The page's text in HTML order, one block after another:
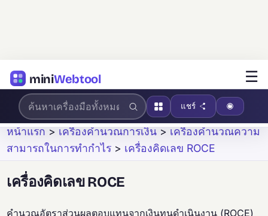
miniWebtool ☰
แชร์
หน้าแรก > เครื่องคำนวณการเงิน > เครื่องคำนวณความ
สามารถในการทำกำไร > เครื่องคิดเลข ROCE
เครื่องคิดเลข ROCE
คำนวณอัตราส่วนผลตอบแทนจากเงินทุนดำเนินงาน (ROCE)